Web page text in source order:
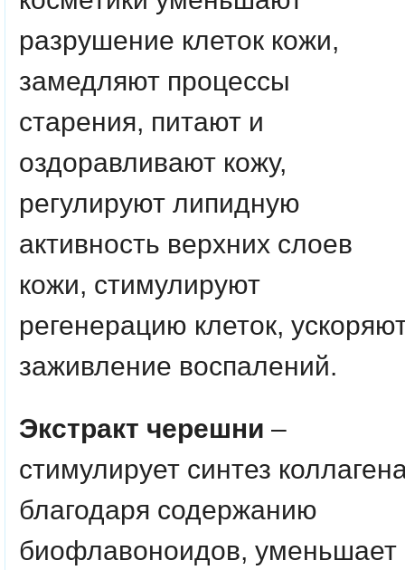
разрушение клеток кожи,
замедляют процессы
старения, питают и
оздоравливают кожу,
регулируют липидную
активность верхних слоев
кожи, стимулируют
регенерацию клеток,
заживление воспалений.
Экстракт черешни –
стимулирует синтез
благодаря содержанию
биофлавоноидов, уменьшает